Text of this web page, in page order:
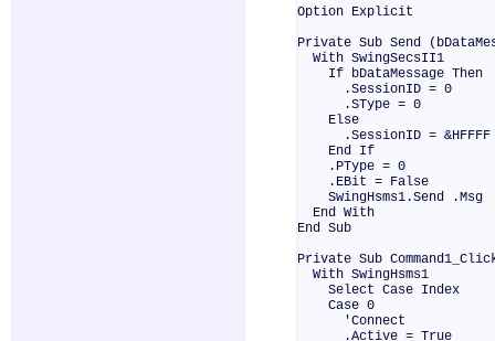
Option Explicit
Private Sub Send
With SwingSecsII1
If bDataMessage Then
.SessionID = 0
.SType = 0
Else
.SessionID = &HFFFF
End If
.PType = 0
.EBit = False
SwingHsms1.Send .Msg
End With
End Sub
Private Sub
With SwingHsms1
Select Case Index
Case 0
'Connect
.Active = True